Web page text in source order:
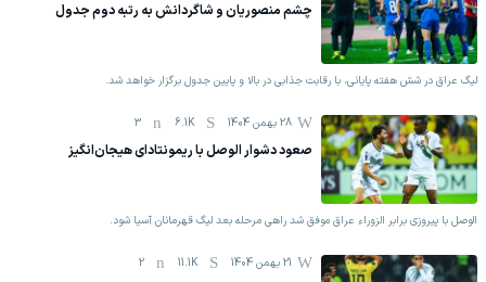
چشم منصوریان و شاگردانش به رتبه دوم جدول
لیگ عراق در شش هفته پایانی، با رقابت جذابی در بالا و پایین جدول برگزار خواهد شد.
28 بهمن 1404 6.1K
3
صعود دشوار الوصل با ریمونتادای هیجان‌انگیز
الوصل با پیروزی برابر الزوراء عراق موفق شد راهی مرحله بعد لیگ قهرمانان آسیا شود.
21 بهمن 1404 11.1K
2